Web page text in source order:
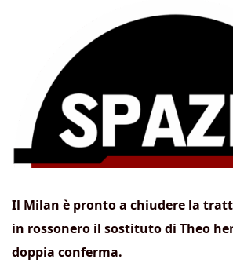
Il Milan è pronto a chiudere la
in rossonero il sostituto di Theo
doppia conferma.